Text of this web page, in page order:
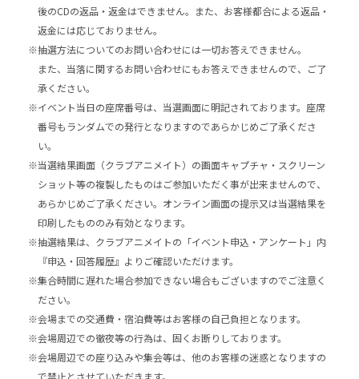
後のCDの返品・返金はできません。また、お客様都合による返品・
返金には応じておりません。
※抽選方法についてのお問い合わせには一切お答えできません。
また、当落に関するお問い合わせにもお答えできませんので、ご了
承ください。
※イベント当日の座席番号は、当選画面に明記されております。座席
番号もランダムでの発行となりますのであらかじめご了承くださ
い。
※当選結果画面（クラブアニメイト）の画面キャプチャ・スクリーン
ショット等の複製したものはご参加いただく事が出来ませんので、
あらかじめご了承ください。オンライン画面の提示又は当選結果を
印刷したもののみ有効となります。
※抽選結果は、クラブアニメイトの「イベント申込・アンケート」内
『申込・回答履歴』よりご確認いただけます。
※集合時間に遅れた場合参加できない場合もございますのでご注意く
ださい。
※会場までの交通費・宿泊費等はお客様の自己負担となります。
※会場周辺での徹夜等の行為は、固くお断りしております。
※会場周辺での座り込みや集会等は、他のお客様の迷惑となりますの
で禁止とさせていただきます。